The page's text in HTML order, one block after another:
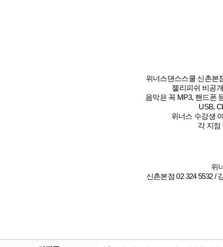
위너스댄스스쿨 신촌본
젤리피쉬 비공
음악은 꼭 MP3, 핸드폰
USB,
위너스 수강생
각 지점
위
신촌본점 02 324 5532 /